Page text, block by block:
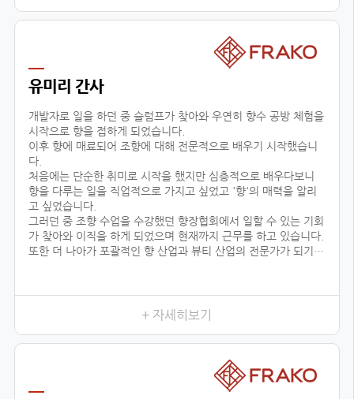
삶의 향기를 마음으로 맡을 수 있는 그날까지 대한향장문화예술
유미리 간사
개발자로 일을 하던 중 슬럼프가 찾아와 우연히 향수 공방 체험을
시작으로 향을 접하게 되었습니다.
이후 향에 매료되어 조향에 대해 전문적으로 배우기 시작했습니
다.
처음에는 단순한 취미로 시작을 했지만 심층적으로 배우다보니
향을 다루는 일을 직업적으로 가지고 싶었고 '향'의 매력을 알리
고 싶었습니다.
그러던 중 조향 수업을 수강했던 향장협회에서 일할 수 있는 기회
가 찾아와 이직을 하게 되었으며 현재까지 근무를 하고 있습니다.
또한 더 나아가 포괄적인 향 산업과 뷰티 산업의 전문가가 되기
시작한다며 우려했지만
+ 자세히보기